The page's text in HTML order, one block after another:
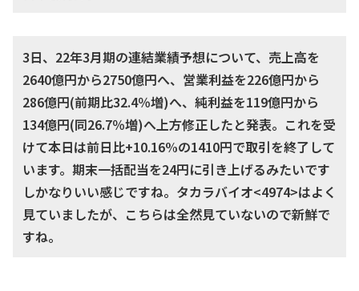
3日、22年3月期の連結業績予想について、売上高を
2640億円から2750億円へ、営業利益を226億円から
286億円(前期比32.4％増)へ、純利益を119億円から
134億円(同26.7％増)へ上方修正したと発表。これを受
けて本日は前日比+10.16%の1410円で取引を終了して
います。期末一括配当を24円に引き上げるみたいです
しかなりいい感じですね。タカラバイオ<4974>はよく
見ていましたが、こちらは全然見ていないので新鮮で
すね。